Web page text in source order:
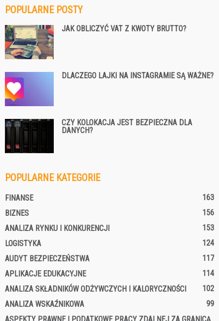
POPULARNE POSTY
JAK OBLICZYĆ VAT Z KWOTY BRUTTO?
DLACZEGO LAJKI NA INSTAGRAMIE SĄ WAŻNE?
CZY KOLOKACJA JEST BEZPIECZNA DLA
DANYCH?
POPULARNE KATEGORIE
FINANSE
163
BIZNES
156
ANALIZA RYNKU I KONKURENCJI
153
LOGISTYKA
124
AUDYT BEZPIECZEŃSTWA
117
APLIKACJE EDUKACYJNE
114
ANALIZA SKŁADNIKÓW ODŻYWCZYCH I KALORYCZNOŚCI
102
ANALIZA WSKAŹNIKOWA
99